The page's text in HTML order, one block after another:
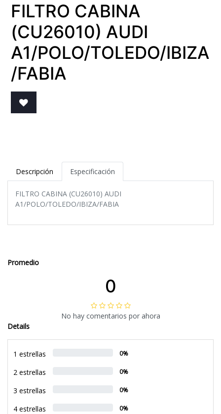
FILTRO CABINA
(CU26010) AUDI
A1/POLO/TOLEDO/IBIZA
/FABIA
Descripción Especificación
FILTRO CABINA (CU26010) AUDI
A1/POLO/TOLEDO/IBIZA/FABIA
Promedio
0
No hay comentarios por ahora
Details
1 estrellas 0%
2 estrellas 0%
3 estrellas 0%
4 estrellas 0%